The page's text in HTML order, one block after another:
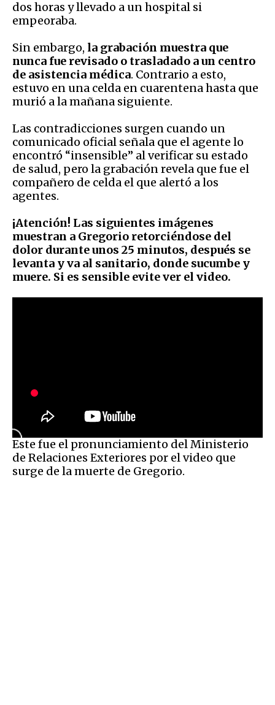
dos horas y llevado a un hospital si
empeoraba.
Sin embargo, la grabación muestra que
nunca fue revisado o trasladado a un centro
de asistencia médica. Contrario a esto,
estuvo en una celda en cuarentena hasta que
murió a la mañana siguiente.
Las contradicciones surgen cuando un
comunicado oficial señala que el agente lo
encontró “insensible” al verificar su estado
de salud, pero la grabación revela que fue el
compañero de celda el que alertó a los
agentes.
¡Atención! Las siguientes imágenes
muestran a Gregorio retorciéndose del
dolor durante unos 25 minutos, después se
levanta y va al sanitario, donde sucumbe y
muere. Si es sensible evite ver el video.
Este fue el pronunciamiento del Ministerio
de Relaciones Exteriores por el video que
surge de la muerte de Gregorio.